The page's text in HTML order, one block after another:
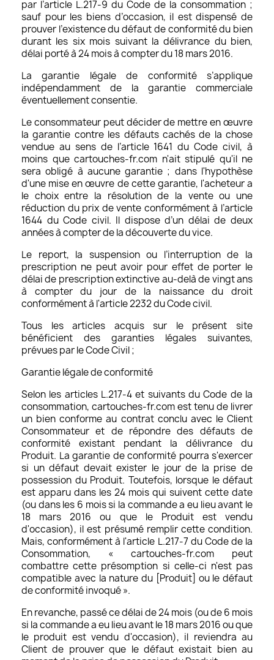
par l’article L.217-9 du Code de la consommation ;
sauf pour les biens d’occasion, il est dispensé de
prouver l’existence du défaut de conformité du bien
durant les six mois suivant la délivrance du bien,
délai porté à 24 mois à compter du 18 mars 2016.
La garantie légale de conformité s’applique
indépendamment de la garantie commerciale
éventuellement consentie.
Le consommateur peut décider de mettre en œuvre
la garantie contre les défauts cachés de la chose
vendue au sens de l’article 1641 du Code civil, à
moins que cartouches-fr.com n'ait stipulé qu'il ne
sera obligé à aucune garantie ; dans l'hypothèse
d'une mise en œuvre de cette garantie, l'acheteur a
le choix entre la résolution de la vente ou une
réduction du prix de vente conformément à l’article
1644 du Code civil. Il dispose d’un délai de deux
années à compter de la découverte du vice.
Le report, la suspension ou l’interruption de la
prescription ne peut avoir pour effet de porter le
délai de prescription extinctive au-delà de vingt ans
à compter du jour de la naissance du droit
conformément à l'article 2232 du Code civil.
Tous les articles acquis sur le présent site
bénéficient des garanties légales suivantes,
prévues par le Code Civil ;
Garantie légale de conformité
Selon les articles L.217-4 et suivants du Code de la
consommation, cartouches-fr.com est tenu de livrer
un bien conforme au contrat conclu avec le Client
Consommateur et de répondre des défauts de
conformité existant pendant la délivrance du
Produit. La garantie de conformité pourra s'exercer
si un défaut devait exister le jour de la prise de
possession du Produit. Toutefois, lorsque le défaut
est apparu dans les 24 mois qui suivent cette date
(ou dans les 6 mois si la commande a eu lieu avant le
18 mars 2016 ou que le Produit est vendu
d'occasion), il est présumé remplir cette condition.
Mais, conformément à l'article L.217-7 du Code de la
Consommation, « cartouches-fr.com peut
combattre cette présomption si celle-ci n'est pas
compatible avec la nature du [Produit] ou le défaut
de conformité invoqué ».
En revanche, passé ce délai de 24 mois (ou de 6 mois
si la commande a eu lieu avant le 18 mars 2016 ou que
le produit est vendu d'occasion), il reviendra au
Client de prouver que le défaut existait bien au